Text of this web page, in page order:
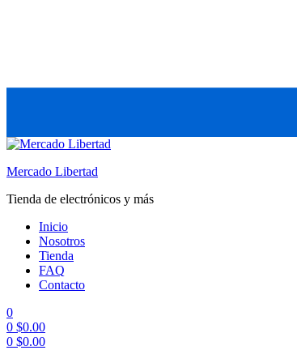
Mercado Libertad
Tienda de electrónicos y más
Inicio
Nosotros
Tienda
FAQ
Contacto
0
0 $0.00
0 $0.00